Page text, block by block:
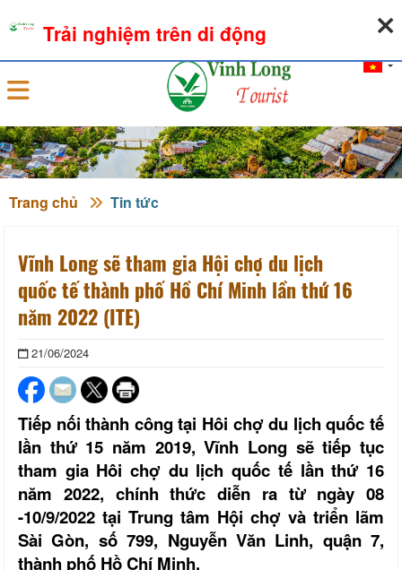
Đăng nhập
Trang chủ Tin tức
Vĩnh Long sẽ tham gia Hội chợ du lịch
quốc tế thành phố Hồ Chí Minh lần thứ 16
năm 2022 (ITE)
21/06/2024
Tiếp nối thành công tại Hôi chợ du lịch quốc tế
lần thứ 15 năm 2019, Vĩnh Long sẽ tiếp tục
tham gia Hôi chợ du lịch quốc tế lần thứ 16
năm 2022, chính thức diễn ra từ ngày 08
-10/9/2022 tại Trung tâm Hội chợ và triển lãm
Sài Gòn, số 799, Nguyễn Văn Linh, quận 7,
thành phố Hồ Chí Minh.
Trải nghiệm trên di động